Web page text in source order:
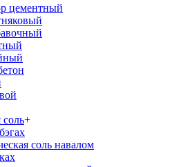
цементный
соль+
соль навалом